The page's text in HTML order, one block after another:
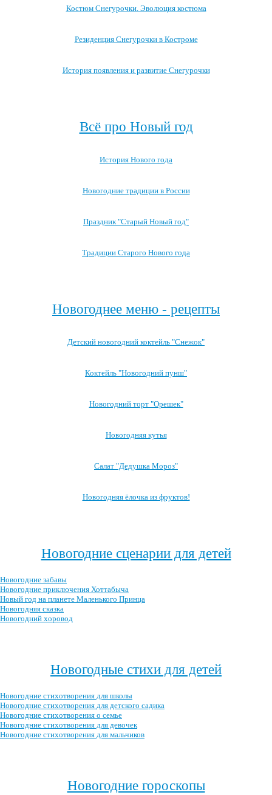
Костюм Снегурочки. Эволюция костюма
Резиденция Снегурочки в Костроме
История появления и развитие Снегурочки
Всё про Новый год
История Нового года
Новогодние традиции в России
Праздник "Старый Новый год"
Традиции Старого Нового года
Новогоднее меню - рецепты
Детский новогодний коктейль "Снежок"
Коктейль "Новогодний пунш"
Новогодний торт "Орешек"
Новогодняя кутья
Салат "Дедушка Мороз"
Новогодняя ёлочка из фруктов!
Новогодние сценарии для детей
Новогодние забавы
Новогодние приключения Хоттабыча
Новый год на планете Маленького Принца
Новогодняя сказка
Новогодний хоровод
Новогодные стихи для детей
Новогодние стихотворения для школы
Новогодние стихотворения для детского садика
Новогодние стихотворения о семье
Новогодние стихотворения для девочек
Новогодние стихотворения для мальчиков
Новогодние гороскопы